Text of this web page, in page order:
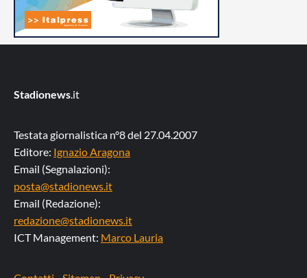
Stadionews.it
Testata giornalistica n°8 del 27.04.2007
Editore: Ignazio Aragona
Email (Segnalazioni):
posta@stadionews.it
Email (Redazione):
redazione@stadionews.it
ICT Management: Marco Lauria